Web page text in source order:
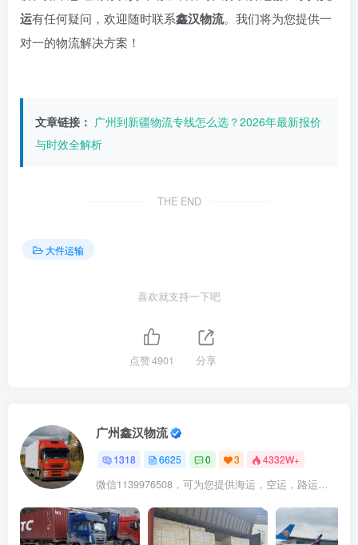
运有任何疑问，欢迎随时联系鑫汉物流。我们将为您提供一
对一的物流解决方案！
文章链接： 广州到新疆物流专线怎么选？2026年最新报价
与时效全解析
THE END
大件运输
喜欢就支持一下吧
点赞4901 分享
广州鑫汉物流
1318 6625 0 3 4332W+
微信1139976508，可为您提供海运，空运，路运，铁路运输